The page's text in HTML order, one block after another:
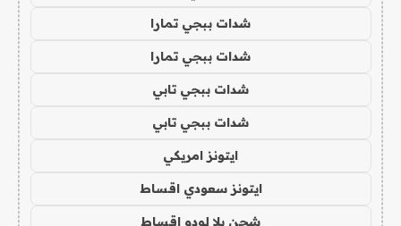
شدات ببجي تمارا
شدات ببجي تمارا
شدات ببجي تابي
شدات ببجي تابي
ايتونز امريكي
ايتونز سعودي اقساط
شحن يلا لودو اقساط